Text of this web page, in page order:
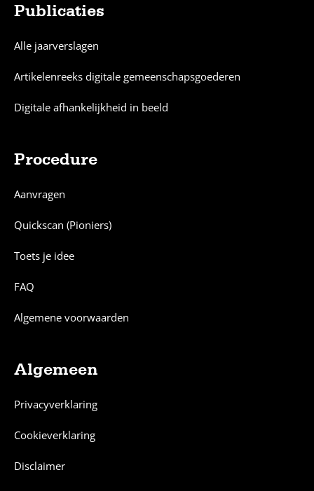
Publicaties
Alle jaarverslagen
Artikelenreeks digitale gemeenschapsgoederen
Digitale afhankelijkheid in beeld
Procedure
Aanvragen
Quickscan (Pioniers)
Toets je idee
FAQ
Algemene voorwaarden
Algemeen
Privacyverklaring
Cookieverklaring
Disclaimer